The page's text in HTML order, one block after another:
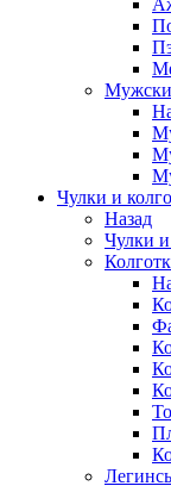
Чулки и
Назад
Чулки и